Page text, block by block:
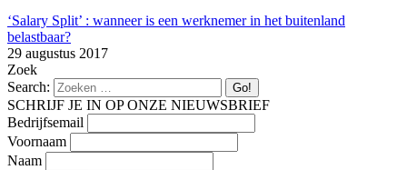
‘Salary Split’ : wanneer is een werknemer in het buitenland
belastbaar?
29 augustus 2017
Zoek
Search:
SCHRIJF JE IN OP ONZE NIEUWSBRIEF
Bedrijfsemail
Voornaam
Naam